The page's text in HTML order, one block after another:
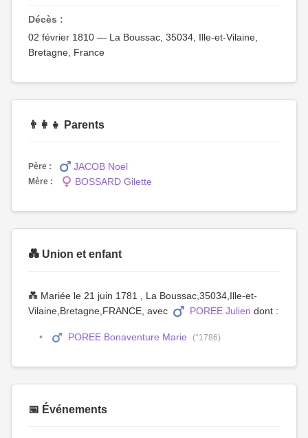
Décès :
02 février 1810 — La Boussac, 35034, Ille-et-Vilaine,
Bretagne, France
👨‍👩‍👧 Parents
Père : JACOB Noël
Mère : BOSSARD Gilette
💑 Union et enfant
💑 Mariée le 21 juin 1781 , La Boussac,35034,Ille-et-
Vilaine,Bretagne,FRANCE, avec
POREE Julien dont :
POREE Bonaventure Marie (°1786)
📅 Événements